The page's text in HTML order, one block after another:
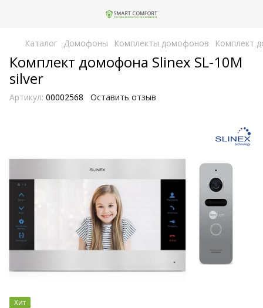
Каталог Домофоны Комплекты домофонов Комплект
Комплект домофона Slinex SL-10M
silver
Артикул: 00002568 Оставить отзыв
Хит